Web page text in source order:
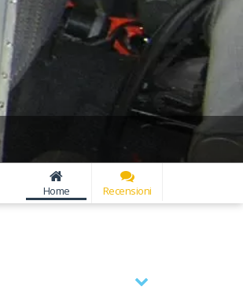
Home Recensioni